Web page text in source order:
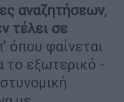
αναζητήσεων,
τέλει σε
όπου φαίνεται
το εξωτερικό -